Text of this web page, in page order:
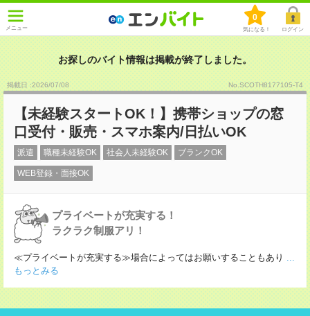
メニュー
0
気になる！ ログイン
お探しのバイト情報は掲載が終了しました。
掲載日 :2026/07/08 No.SCOTH8177105-T4
【未経験スタートOK！】携帯ショップの窓
口受付・販売・スマホ案内/日払いOK
派遣 職種未経験OK 社会人未経験OK ブランクOK
WEB登録・面接OK
プライベートが充実する！
ラクラク制服アリ！
≪プライベートが充実する≫場合によってはお願いすることもあり ...
もっとみる